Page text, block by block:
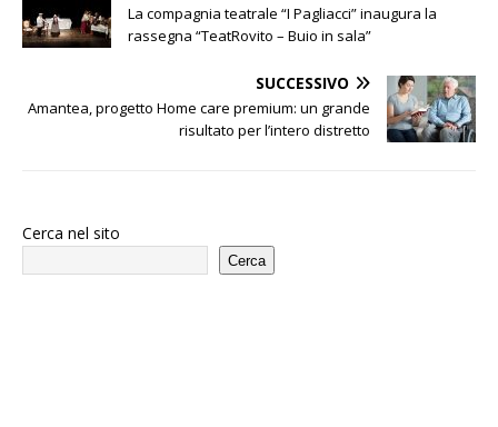
La compagnia teatrale “I Pagliacci” inaugura la
rassegna “TeatRovito – Buio in sala”
SUCCESSIVO
Amantea, progetto Home care premium: un grande
risultato per l’intero distretto
Cerca nel sito
Cerca